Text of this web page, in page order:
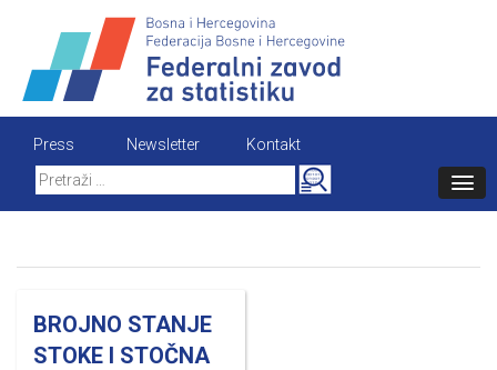
content
Press Newsletter
Kontakt
Search
for:
BROJNO STANJE
STOKE I STOČNA